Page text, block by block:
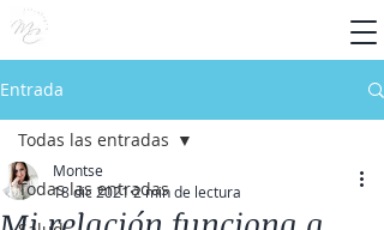
Entrada
Todas las entradas
Todas las entradas
Montse
18 dic 20212 min de lectura